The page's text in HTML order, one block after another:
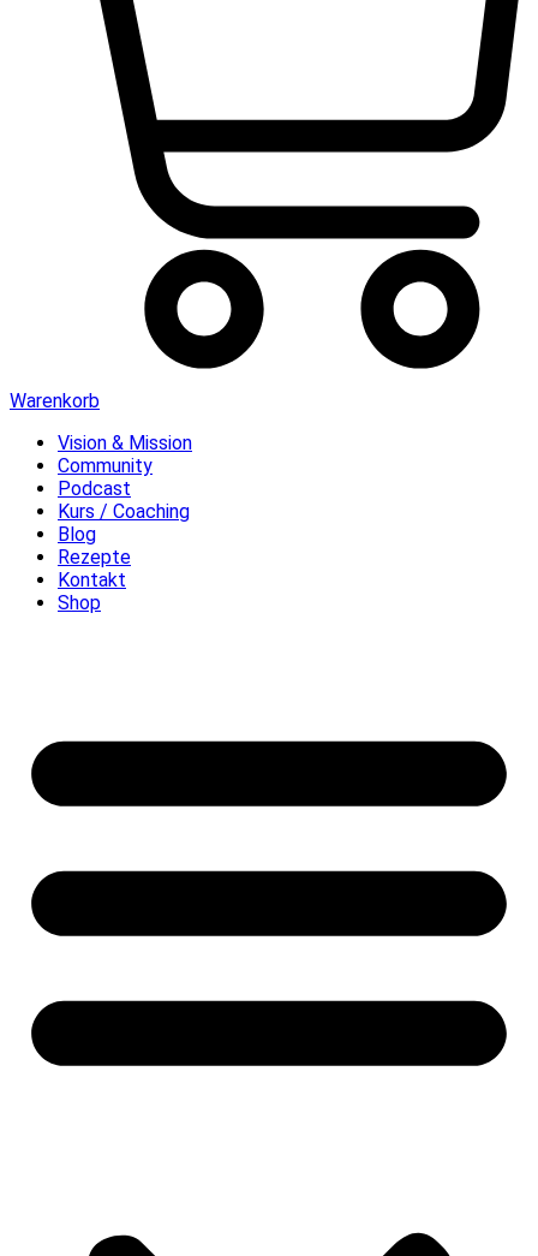
Warenkorb
Vision & Mission
Community
Podcast
Kurs / Coaching
Blog
Rezepte
Kontakt
Shop